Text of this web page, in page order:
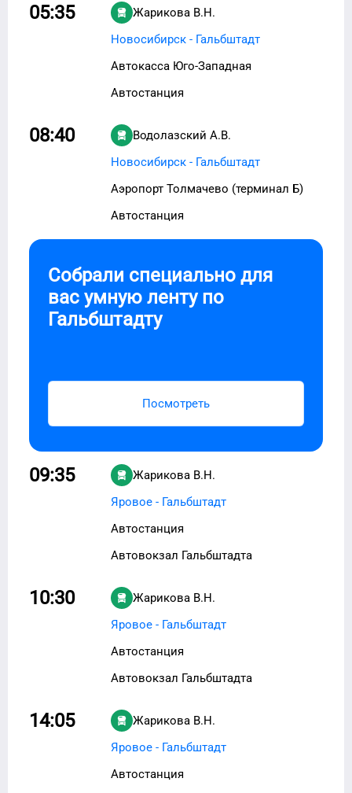
05:35
Жарикова В.Н.
Новосибирск - Гальбштадт
Автокасса Юго-Западная
Автостанция
08:40
Водолазский А.В.
Новосибирск - Гальбштадт
Аэропорт Толмачево (терминал Б)
Автостанция
Собрали специально для
вас умную ленту по
Гальбштадту
Посмотреть
09:35
Жарикова В.Н.
Яровое - Гальбштадт
Автостанция
Автовокзал Гальбштадта
10:30
Жарикова В.Н.
Яровое - Гальбштадт
Автостанция
Автовокзал Гальбштадта
14:05
Жарикова В.Н.
Яровое - Гальбштадт
Автостанция